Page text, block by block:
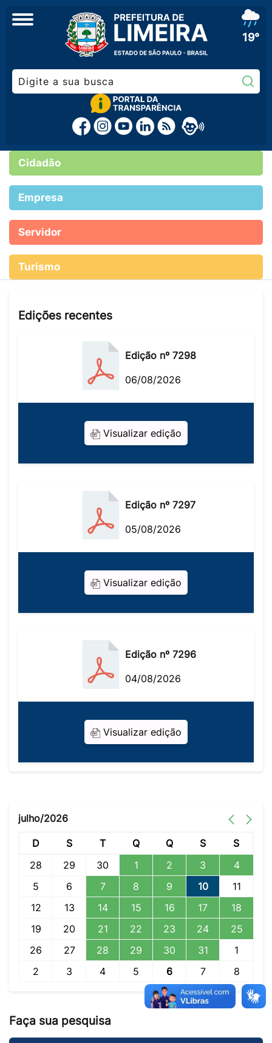
19°
Cidadão
Empresa
Servidor
Turismo
Edições recentes
Edição nº 7298
06/08/2026
Visualizar edição
Edição nº 7297
05/08/2026
Visualizar edição
Edição nº 7296
04/08/2026
Visualizar edição
julho/2026
D S T Q Q S
S
28
29 30 1 2 3
4
5
6 7 8 9 10
11
12
13 14 15 16 17
18
19
20 21 22 23 24
25
26
27 28 29 30 31
1
2
3 4 5 6 7 8
Faça sua pesquisa